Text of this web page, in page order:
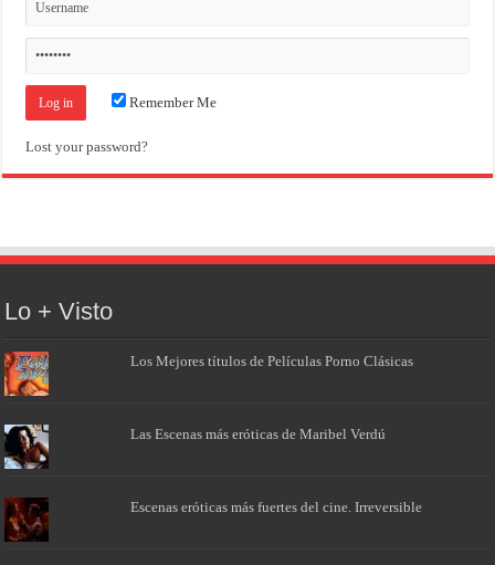
Remember Me
Lost your password?
Lo + Visto
Los Mejores títulos de Películas Porno Clásicas
Las Escenas más eróticas de Maribel Verdú
Escenas eróticas más fuertes del cine. Irreversible